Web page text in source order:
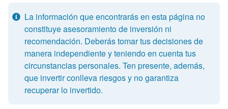
La información que encontrarás en esta página no
constituye asesoramiento de inversión ni
recomendación. Deberás tomar tus decisiones de
manera independiente y teniendo en cuenta tus
circunstancias personales. Ten presente, además,
que invertir conlleva riesgos y no garantiza
recuperar lo invertido.